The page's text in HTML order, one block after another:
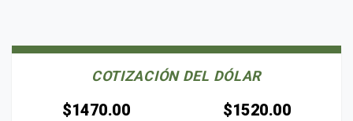
COTIZACIÓN DEL DÓLAR
$1470.00 $1520.00